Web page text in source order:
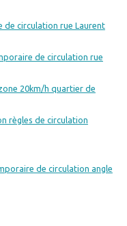
de circulation rue Laurent
de circulation rue
20km/h quartier de
règles de circulation
de circulation angle